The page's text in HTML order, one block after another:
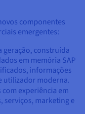
componentes
emergentes:
geração, construída
em memória SAP
informações
utilizador moderna.
experiência em
serviços, marketing e